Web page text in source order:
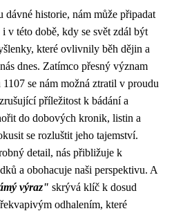
dávné historie, nám může připadat
v této době, kdy se svět zdál být
které ovlivnily běh dějin a
dnes. Zatímco přesný význam
se nám možná ztratil v proudu
příležitost k bádání a
do dobových kronik, listin a
se rozluštit jeho tajemství.
detail, nás přibližuje k
a obohacuje naši perspektivu. A
výraz" skrývá klíč k dosud
odhalením, které